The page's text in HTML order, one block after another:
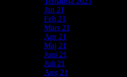
Jan 21
Feb 21
Mars 21
Apr 21
Maj 21
Juni 21
Juli 21
Aug 21